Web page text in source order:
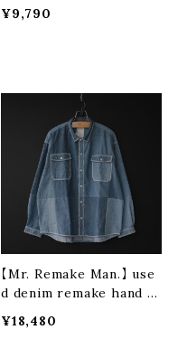
¥9,790
【Mr. Remake Man.】 use
d denim remake hand st
¥18,480